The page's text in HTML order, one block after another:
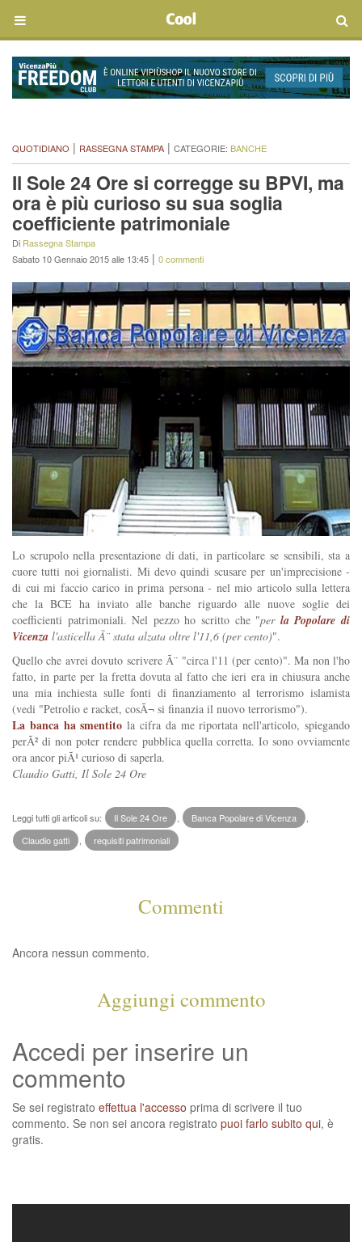
QUOTIDIANO | RASSEGNA STAMPA | CATEGORIE: BANCHE
Il Sole 24 Ore si corregge su BPVI, ma
ora è più curioso su sua soglia
coefficiente patrimoniale
Di Rassegna Stampa
Sabato 10 Gennaio 2015 alle 13:45 | 0 commenti
Lo scrupolo nella presentazione di dati, in particolare se sensibili, sta a
cuore tutti noi giornalisti. Mi devo quindi scusare per un'imprecisione -
di cui mi faccio carico in prima persona - nel mio articolo sulla lettera
che la BCE ha inviato alle banche riguardo alle nuove soglie dei
coefficienti patrimoniali. Nel pezzo ho scritto che "per la Popolare di
Vicenza l'asticella Ã¨ stata alzata oltre l'11,6 (per cento)".
Quello che avrei dovuto scrivere Ã¨ "circa l'11 (per cento)". Ma non l'ho
fatto, in parte per la fretta dovuta al fatto che ieri era in chiusura anche
una mia inchiesta sulle fonti di finanziamento al terrorismo islamista
(vedi "Petrolio e racket, cosÃ¬ si finanzia il nuovo terrorismo").
La banca ha smentito la cifra da me riportata nell'articolo, spiegando
perÃ² di non poter rendere pubblica quella corretta. Io sono ovviamente
ora ancor piÃ¹ curioso di saperla.
Claudio Gatti, Il Sole 24 Ore
Leggi tutti gli articoli su: Il Sole 24 Ore Banca Popolare di Vicenza
Claudio gatti
requisiti patrimoniali
Commenti
Ancora nessun commento.
Aggiungi commento
Accedi per inserire un
commento
Se sei registrato effettua l'accesso prima di scrivere il tuo
commento. Se non sei ancora registrato puoi farlo subito qui, è
gratis.